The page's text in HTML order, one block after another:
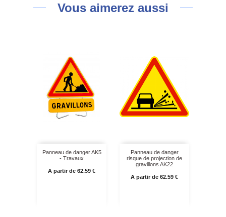
Vous aimerez aussi
Panneau de danger AK5
- Travaux
Prix
A partir de 62.59 €
Panneau de danger
risque de projection de
gravillons AK22
Prix
A partir de 62.59 €